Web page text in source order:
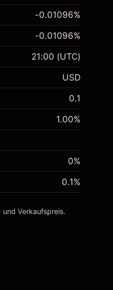
-0.01096%
-0.01096%
21:00 (UTC)
USD
0.1
1.00%
0%
0.1%
Verkaufspreis.